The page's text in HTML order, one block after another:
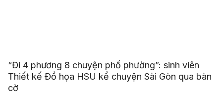
“Đi 4 phương 8 chuyện phố phường”: sinh viên
Thiết kế Đồ họa HSU kể chuyện Sài Gòn qua bàn
cờ